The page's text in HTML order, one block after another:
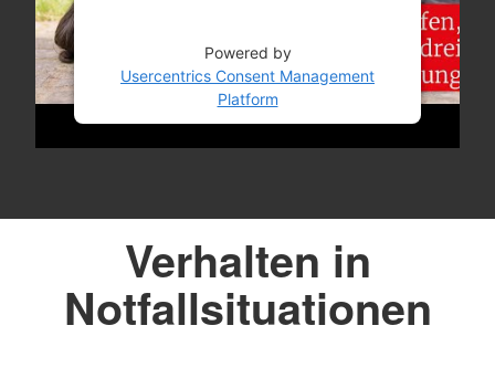
Powered by
Usercentrics Consent Management
Platform
Verhalten in
Notfallsituationen